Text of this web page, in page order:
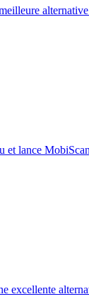
et lance MobiScan
excellente